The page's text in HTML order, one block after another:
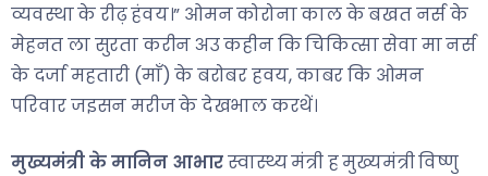
व्यवस्था के रीढ़ हंवय।” ओमन कोरोना काल के बखत नर्स के
मेहनत ला सुरता करीन अउ कहीन कि चिकित्सा सेवा मा नर्स
के दर्जा महतारी (माँ) के बरोबर हवय, काबर कि ओमन
परिवार जइसन मरीज के देखभाल करथें।
मुख्यमंत्री के मानिन आभारस्वास्थ्य मंत्री ह मुख्यमंत्री विष्णु